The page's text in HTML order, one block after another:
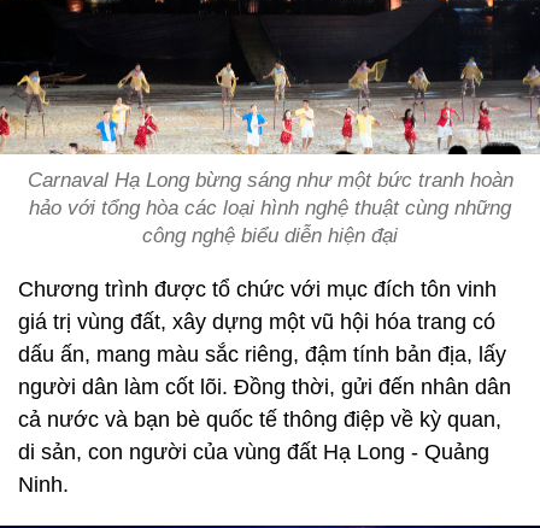
Carnaval Hạ Long bừng sáng như một bức tranh hoàn
hảo với tổng hòa các loại hình nghệ thuật cùng những
công nghệ biểu diễn hiện đại
Chương trình được tổ chức với mục đích tôn vinh
giá trị vùng đất, xây dựng một vũ hội hóa trang có
dấu ấn, mang màu sắc riêng, đậm tính bản địa, lấy
người dân làm cốt lõi. Đồng thời, gửi đến nhân dân
cả nước và bạn bè quốc tế thông điệp về kỳ quan,
di sản, con người của vùng đất Hạ Long - Quảng
Ninh.